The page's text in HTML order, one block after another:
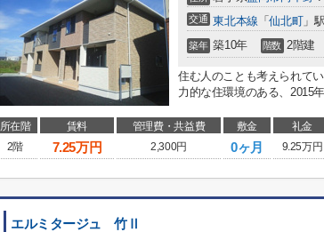
交通 東北本線 「仙北町」
築年 築10年 階数 2階建
住む人のことも考えられて
力的な住環境のある、2015
所在階 賃料 管理費・共益費 敷金 礼金
2階
7.25万円 2,300円 0ヶ月 9.25万円
エルミタージュ 竹Ⅱ